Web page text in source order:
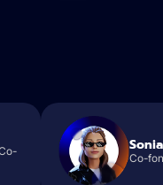
Sonia
Co-